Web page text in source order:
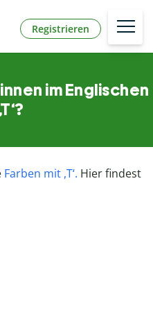
Registrieren
im Englischen
Farben mit ,T‘. Hier findest